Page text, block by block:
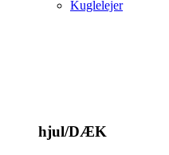
Kuglelejer
hjul/DÆK